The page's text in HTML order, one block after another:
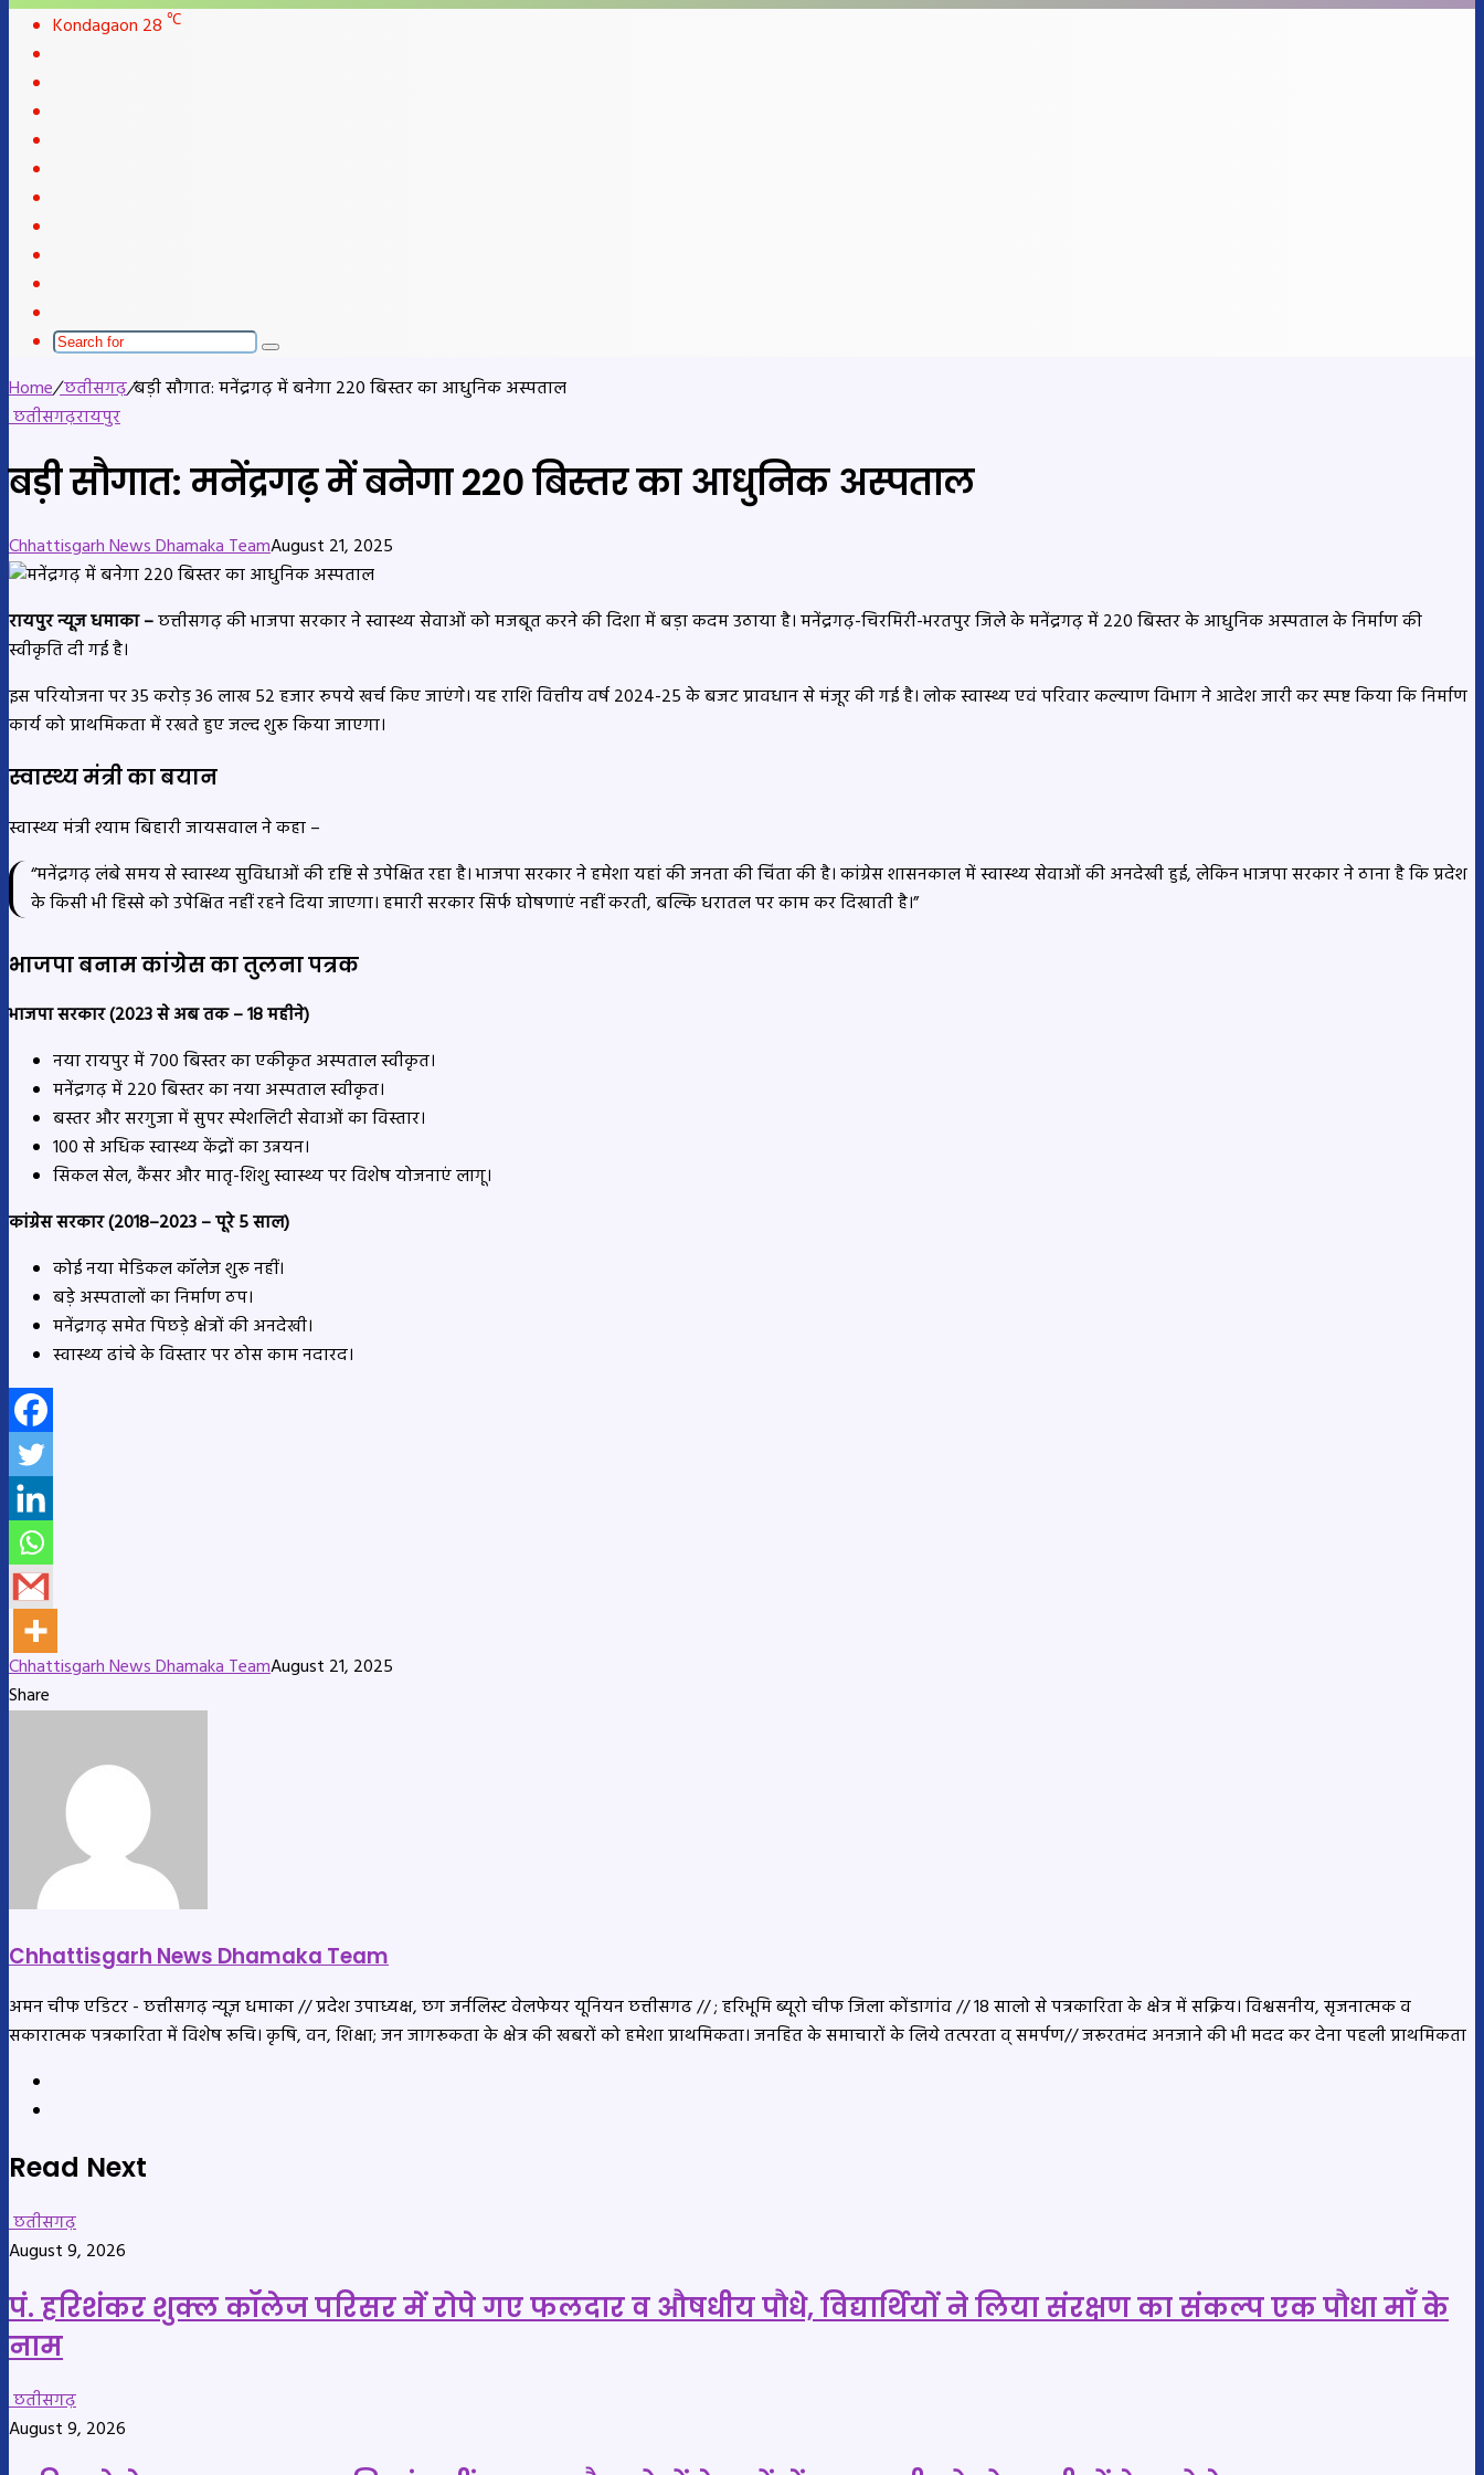
Kondagaon 28 ℃
skin
Search
Home/छतीसगढ़/बड़ी सौगात: मनेंद्रगढ़ में बनेगा 220 बिस्तर का आधुनिक अस्पताल
छतीसगढ़रायपुर
बड़ी सौगात: मनेंद्रगढ़ में बनेगा 220 बिस्तर का आधुनिक अस्पताल
Chhattisgarh News Dhamaka TeamAugust 21, 2025
रायपुर न्यूज धमाका –छत्तीसगढ़ की भाजपा सरकार ने स्वास्थ्य सेवाओं को मजबूत करने की दिशा में बड़ा कदम उठाया है। मनेंद्रगढ़-चिरमिरी-भरतपुर जिले के मनेंद्रगढ़ में 220 बिस्तर के आधुनिक अस्पताल के निर्माण की
स्वीकृति दी गई है।
इस परियोजना पर 35 करोड़ 36 लाख 52 हजार रुपये खर्च किए जाएंगे। यह राशि वित्तीय वर्ष 2024-25 के बजट प्रावधान से मंजूर की गई है। लोक स्वास्थ्य एवं परिवार कल्याण विभाग ने आदेश जारी कर स्पष्ट किया कि निर्माण
कार्य को प्राथमिकता में रखते हुए जल्द शुरू किया जाएगा।
स्वास्थ्य मंत्री का बयान
स्वास्थ्य मंत्री श्याम बिहारी जायसवाल ने कहा –
“मनेंद्रगढ़ लंबे समय से स्वास्थ्य सुविधाओं की दृष्टि से उपेक्षित रहा है। भाजपा सरकार ने हमेशा यहां की जनता की चिंता की है। कांग्रेस शासनकाल में स्वास्थ्य सेवाओं की अनदेखी हुई, लेकिन भाजपा सरकार ने ठाना है कि प्रदेश
के किसी भी हिस्से को उपेक्षित नहीं रहने दिया जाएगा। हमारी सरकार सिर्फ घोषणाएं नहीं करती, बल्कि धरातल पर काम कर दिखाती है।”
भाजपा बनाम कांग्रेस का तुलना पत्रक
भाजपा सरकार (2023 से अब तक – 18 महीने)
नया रायपुर में 700 बिस्तर का एकीकृत अस्पताल स्वीकृत।
मनेंद्रगढ़ में 220 बिस्तर का नया अस्पताल स्वीकृत।
बस्तर और सरगुजा में सुपर स्पेशलिटी सेवाओं का विस्तार।
100 से अधिक स्वास्थ्य केंद्रों का उन्नयन।
सिकल सेल, कैंसर और मातृ-शिशु स्वास्थ्य पर विशेष योजनाएं लागू।
कांग्रेस सरकार (2018–2023 – पूरे 5 साल)
कोई नया मेडिकल कॉलेज शुरू नहीं।
बड़े अस्पतालों का निर्माण ठप।
मनेंद्रगढ़ समेत पिछड़े क्षेत्रों की अनदेखी।
स्वास्थ्य ढांचे के विस्तार पर ठोस काम नदारद।
Chhattisgarh News Dhamaka TeamAugust 21, 2025
Share
Chhattisgarh News Dhamaka Team
अमन चीफ एडिटर - छत्तीसगढ़ न्यूज़ धमाका // प्रदेश उपाध्यक्ष, छग जर्नलिस्ट वेलफेयर यूनियन छत्तीसगढ // ; हरिभूमि ब्यूरो चीफ जिला कोंडागांव // 18 सालो से पत्रकारिता के क्षेत्र में सक्रिय। विश्वसनीय, सृजनात्मक व
सकारात्मक पत्रकारिता में विशेष रूचि। कृषि, वन, शिक्षा; जन जागरूकता के क्षेत्र की खबरों को हमेशा प्राथमिकता। जनहित के समाचारों के लिये तत्परता व् समर्पण// जरूरतमंद अनजाने की भी मदद कर देना पहली प्राथमिकता
Read Next
छतीसगढ़
August 9, 2026
पं. हरिशंकर शुक्ल कॉलेज परिसर में रोपे गए फलदार व औषधीय पौधे, विद्यार्थियों ने लिया संरक्षण का संकल्प एक पौधा माँ के
नाम
छतीसगढ़
August 9, 2026